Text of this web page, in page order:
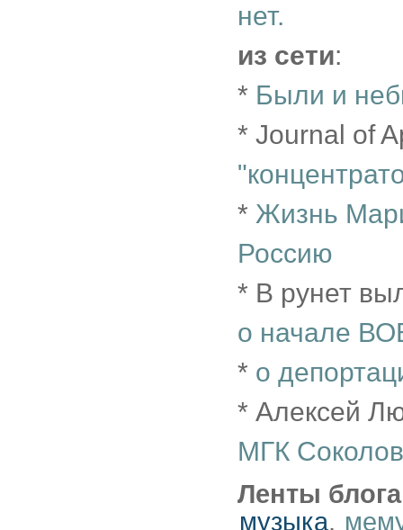
нет.
из сети:
* Были и
* Journal of
* Жизнь
Россию
* В рунет
о начале
* о
* Алексей
МГК
Ленты
музыка,